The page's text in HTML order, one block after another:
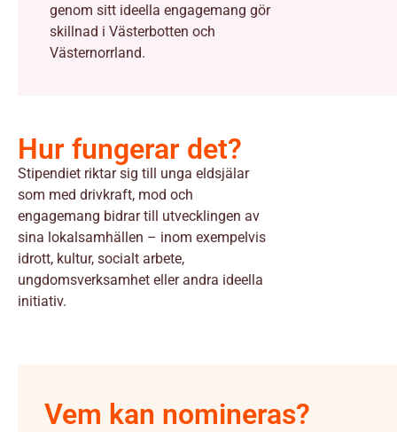
genom sitt ideella engagemang gör
skillnad i Västerbotten och
Västernorrland.
Hur fungerar det?
Stipendiet riktar sig till unga eldsjälar
som med drivkraft, mod och
engagemang bidrar till utvecklingen av
sina lokalsamhällen – inom exempelvis
idrott, kultur, socialt arbete,
ungdomsverksamhet eller andra ideella
initiativ.
Vem kan nomineras?